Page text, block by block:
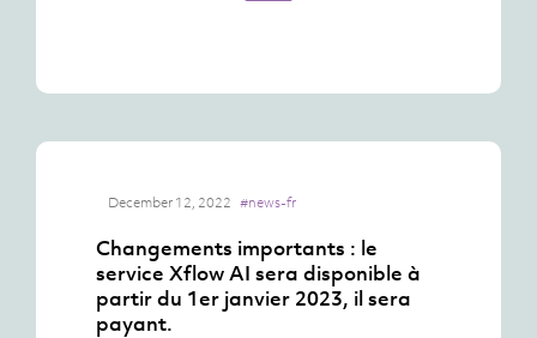
December 12, 2022 #news-fr
Changements importants : le
service Xflow AI sera disponible à
partir du 1er janvier 2023, il sera
payant.